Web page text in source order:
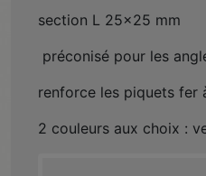
section L 25x25 mm
préconisé pour les
renforce les piquets fer
2 couleurs aux choix :